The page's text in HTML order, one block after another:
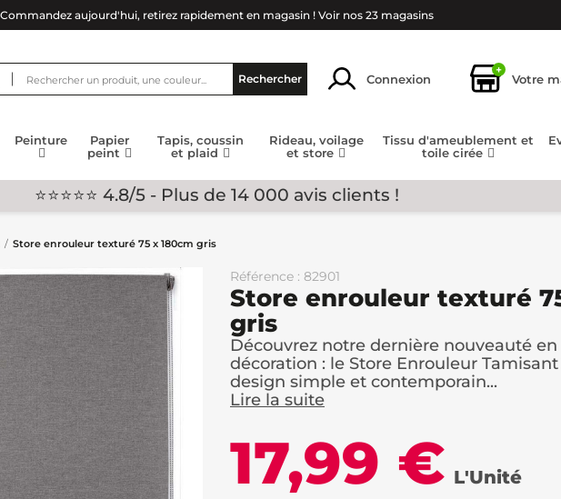
Commandez aujourd'hui, retirez rapidement en magasin ! Voir nos 23 magasins
Rechercher Connexion
+
Votre
Peinture
Papier
peint
Tapis, coussin
et plaid
Rideau, voilage
et store
Tissu d'ameublement et
toile cirée
⭐⭐⭐⭐⭐ 4.8/5 - Plus de 14 000 avis clients !
Store enrouleur texturé 75 x 180cm gris
Référence : 82901
Store enrouleur texturé
gris
Découvrez notre dernière nouveauté
décoration : le Store Enrouleur Tamisant
design simple et contemporain...
Lire la suite
17,99 € L'Unité